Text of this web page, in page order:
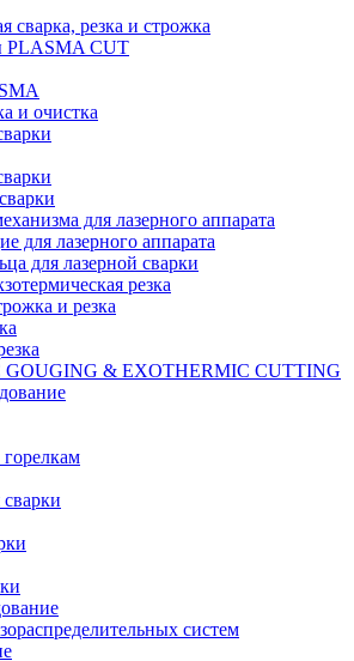
сварка, резка и строжка
PLASMA CUT
и очистка
для лазерного аппарата
для лазерного аппарата
для лазерной сварки
резка
и резка
GOUGING & EXOTHERMIC CUTTING
горелкам
систем